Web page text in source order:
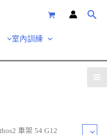
室內訓練
車架 54 G12